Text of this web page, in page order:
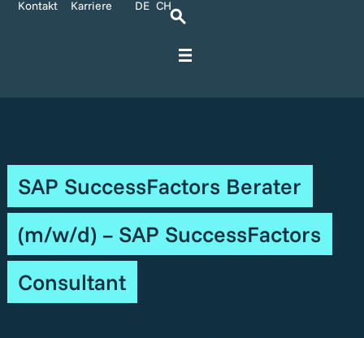
Kontakt Karriere DE CH
SAP SuccessFactors Berater
(m/w/d) – SAP SuccessFactors
Consultant